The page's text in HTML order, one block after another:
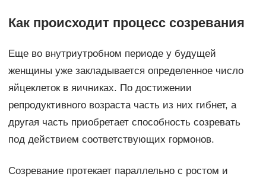
Как происходит процесс созревания
Еще во внутриутробном периоде у будущей
женщины уже закладывается определенное число
яйцеклеток в яичниках. По достижении
репродуктивного возраста часть из них гибнет, а
другая часть приобретает способность созревать
под действием соответствующих гормонов.
Созревание протекает параллельно с ростом и